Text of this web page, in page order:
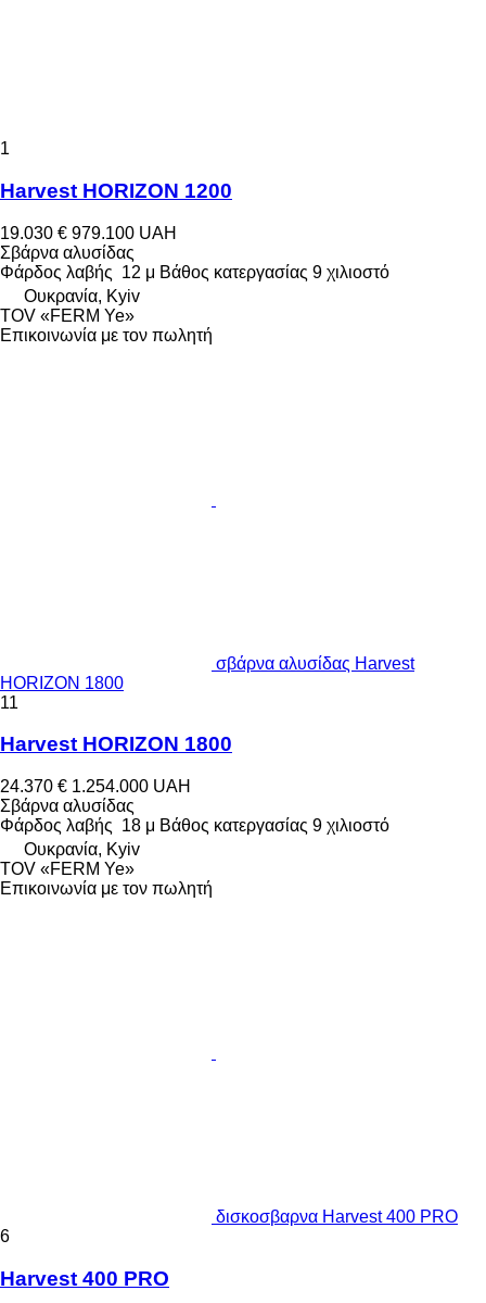
1
Harvest HORIZON 1200
19.030 € 979.100 UAH
Σβάρνα αλυσίδας
Φάρδος λαβής 12 μ Βάθος κατεργασίας 9 χιλιοστό
Ουκρανία, Kyiv
TOV «FERM Ye»
Επικοινωνία με τον πωλητή
σβάρνα αλυσίδας Harvest
HORIZON 1800
11
Harvest HORIZON 1800
24.370 € 1.254.000 UAH
Σβάρνα αλυσίδας
Φάρδος λαβής 18 μ Βάθος κατεργασίας 9 χιλιοστό
Ουκρανία, Kyiv
TOV «FERM Ye»
Επικοινωνία με τον πωλητή
δισκοσβαρνα Harvest 400 PRO
6
Harvest 400 PRO